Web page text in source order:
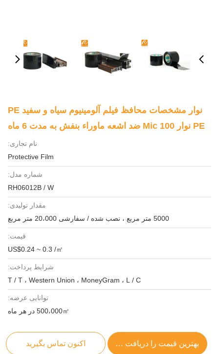
نوار مشخصات محافظ فیلم آلومینیوم سیاه و سفید PE
PE نوار 100 Mic ضد اشعه ماوراء بنفش به مدت 6 ماه
نام تجاری:
Protective Film
شماره مدل:
RH06012B / W
مقدار تولیدی:
5000 متر مربع ، نصب شده / سفارشی 20،000 متر مربع
قیمت:
US$0.24 ~ 0.3 /㎡
شرایط پرداخت:
T / T ، Western Union ، MoneyGram ، L / C
توانایی عرضه:
500،000㎡ در هر ماه
بهترین قیمت را دریافت کنید اکنون تماس بگیرید